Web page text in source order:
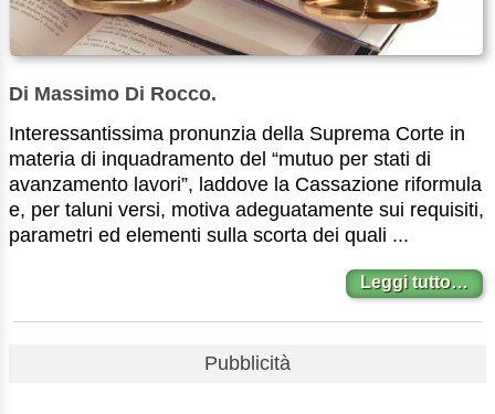
Di Massimo Di Rocco.
Interessantissima pronunzia della Suprema Corte in
materia di inquadramento del “mutuo per stati di
avanzamento lavori”, laddove la Cassazione riformula
e, per taluni versi, motiva adeguatamente sui requisiti,
parametri ed elementi sulla scorta dei quali ...
Leggi tutto…
Pubblicità